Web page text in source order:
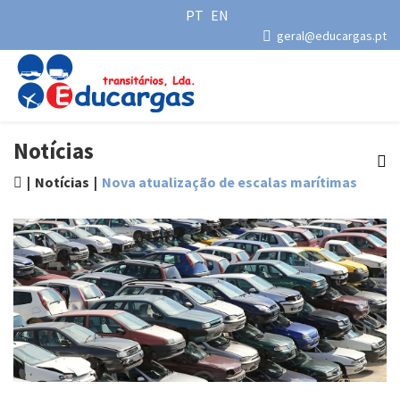
PT EN
geral@educargas.pt
Notícias
Notícias Nova atualização de escalas marítimas